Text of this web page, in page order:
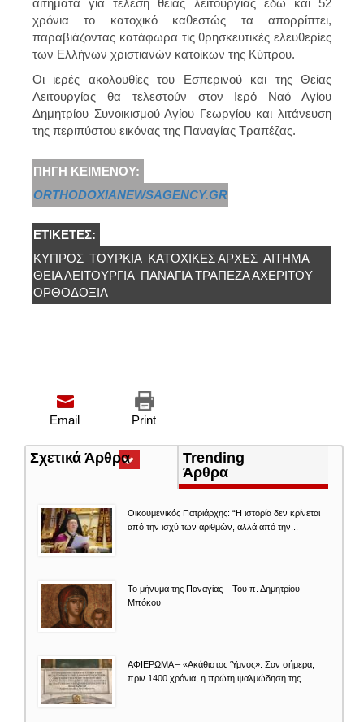
χρόνια το κατοχικό καθεστώς τα απορρίπτει,
παραβιάζοντας κατάφωρα τις θρησκευτικές ελευθερίες
των Ελλήνων χριστιανών κατοίκων της Κύπρου.
Οι ιερές ακολουθίες του Εσπερινού και της Θείας
Λειτουργίας θα τελεστούν στον Ιερό Ναό Αγίου
Δημητρίου Συνοικισμού Αγίου Γεωργίου και λιτάνευση
της περιπύστου εικόνας της Παναγίας Τραπέζας.
ΠΗΓΉ ΚΕΙΜΈΝΟΥ:
ORTHODOXIANEWSAGENCY.GR
ΕΤΙΚΈΤΕΣ:
ΚΎΠΡΟΣ ΤΟΥΡΚΊΑ ΚΑΤΟΧΙΚΈΣ ΑΡΧΈΣ ΑΊΤΗΜΑ
ΘΕΊΑ ΛΕΙΤΟΥΡΓΊΑ ΠΑΝΑΓΊΑ ΤΡΆΠΕΖΑ ΑΧΕΡΊΤΟΥ
ΟΡΘΟΔΟΞΙΑ
Print
Email
Σχετικά Άρθρα(ενεργή
καρτέλα)
Trending
Άρθρα
Οικουμενικός Πατριάρχης: “Η ιστορία δεν κρίνεται
από την ισχύ των αριθμών, αλλά από την...
Το μήνυμα της Παναγίας – Του π. Δημητρίου
Μπόκου
ΑΦΙΕΡΩΜΑ – «Ακάθιστος Ύμνος»: Σαν σήμερα,
πριν 1400 χρόνια, η πρώτη ψαλμώδηση της...